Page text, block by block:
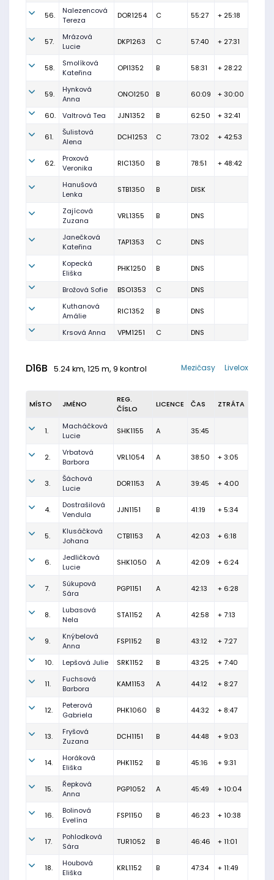
56.
Nalezencová
Tereza
DOR1254 C 55:27 + 25:18
57.
Mrázová
Lucie
DKP1263 C 57:40 + 27:31
58.
Smolíková
Kateřina
OPI1352 B 58:31 + 28:22
59.
Hynková
Anna
ONO1250 B 60:09 + 30:00
60. Valtrová Tea JJN1352 B 62:50 + 32:41
61.
Šulistová
Alena
DCH1253 C 73:02 + 42:53
62.
Proxová
Veronika
RIC1350 B 78:51 + 48:42
Hanušová
Lenka
STB1350 B DISK
Zajícová
Zuzana
VRL1355 B DNS
Janečková
Kateřina
TAP1353 C DNS
Kopecká
Eliška
PHK1250 B DNS
Brožová Sofie BSO1353 C
DNS
Kuthanová
Amálie
RIC1352 B DNS
Krsová Anna VPM1251 C DNS
D16B 5.24 km, 125 m, 9 kontrol Livelox
Mezičasy
MÍSTO JMÉNO
REG.
ČÍSLO
LICENCE ČAS ZTRÁTA
1.
Macháčková
Lucie
SHK1155 A 35:45
2.
Vrbatová
Barbora
VRL1054 A 38:50 + 3:05
3.
Šáchová
Lucie
DOR1153 A 39:45 + 4:00
4.
Dostrašilová
Vendula
JJN1151 B 41:19 + 5:34
5.
Klusáčková
Johana
CTB1153 A 42:03 + 6:18
6.
Jedličková
Lucie
SHK1050 A 42:09 + 6:24
7.
Súkupová
Sára
PGP1151 A 42:13 + 6:28
8.
Lubasová
Nela
STA1152 A 42:58 + 7:13
9.
Knýbelová
Anna
FSP1152 B 43:12 + 7:27
10. Lepšová Julie SRK1152 B 43:25 + 7:40
11.
Fuchsová
Barbora
KAM1153 A 44:12 + 8:27
12.
Peterová
Gabriela
PHK1060 B 44:32 + 8:47
13.
Fryšová
Zuzana
DCH1151 B 44:48 + 9:03
14.
Horáková
Eliška
PHK1152 B 45:16 + 9:31
15.
Řepková
Anna
PGP1052 A 45:49 + 10:04
16.
Bolinová
Evelína
FSP1150 B 46:23 + 10:38
17.
Pohlodková
Sára
TUR1052 B 46:46 + 11:01
18.
Houbová
Eliška
KRL1152 B 47:34 + 11:49